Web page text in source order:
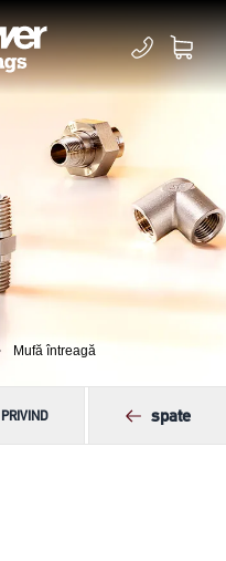
Mufă întreagă
spate